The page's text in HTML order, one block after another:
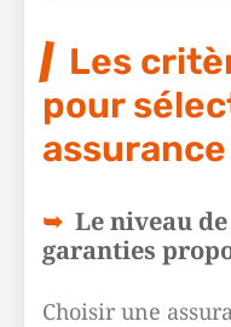
Les
pour
Le niveau
garanties
Choisir une